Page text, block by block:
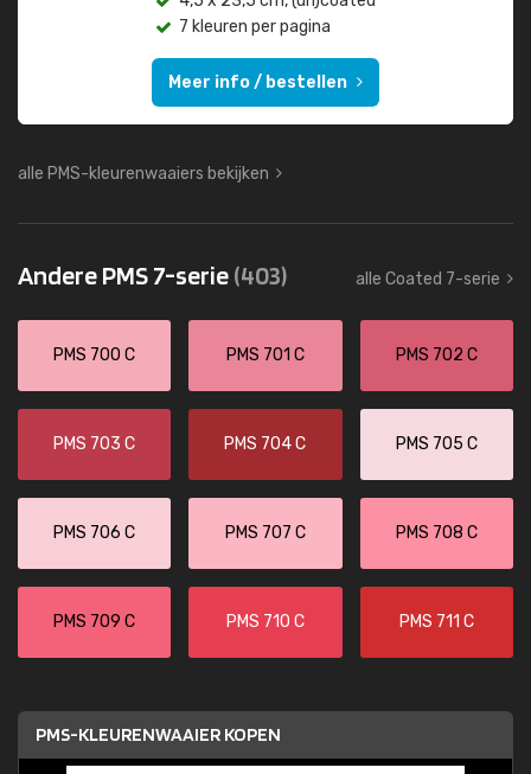
7 kleuren per pagina
Meer info / bestellen
alle PMS-kleurenwaaiers bekijken
Andere PMS 7-serie(403) alle Coated 7-serie
PMS 700 C PMS 701 C PMS 702 C
PMS 703 C PMS 704 C PMS 705 C
PMS 706 C PMS 707 C PMS 708 C
PMS 709 C PMS 710 C PMS 711 C
PMS-KLEURENWAAIER KOPEN